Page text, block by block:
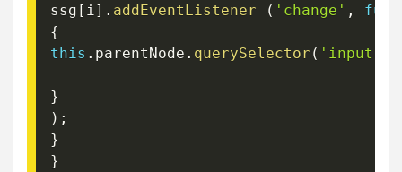
ssg [ i ] . addEventListener ( 'change' ,
{
this . parentNode . querySelector (
}
) ;
}
}